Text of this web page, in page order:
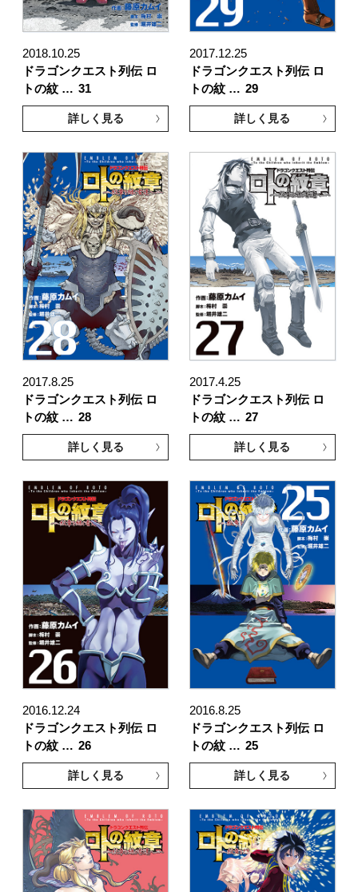
2018.10.25
ドラゴンクエスト列伝 ロ
トの紋 … 31
詳しく見る
2017.12.25
ドラゴンクエスト列伝 ロ
トの紋 … 29
詳しく見る
2017.8.25
ドラゴンクエスト列伝 ロ
トの紋 … 28
詳しく見る
2017.4.25
ドラゴンクエスト列伝 ロ
トの紋 … 27
詳しく見る
2016.12.24
ドラゴンクエスト列伝 ロ
トの紋 … 26
詳しく見る
2016.8.25
ドラゴンクエスト列伝 ロ
トの紋 … 25
詳しく見る